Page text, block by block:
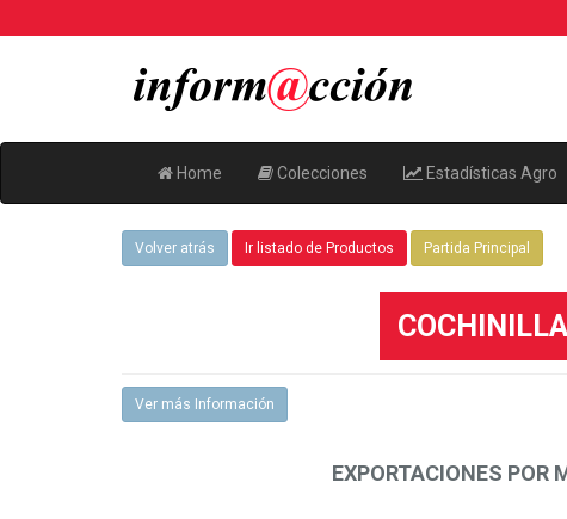
Home Colecciones Estadísticas Agro
Volver atrás Ir listado de Productos Partida Principal
Ver más Información
EXPORTACIONES POR